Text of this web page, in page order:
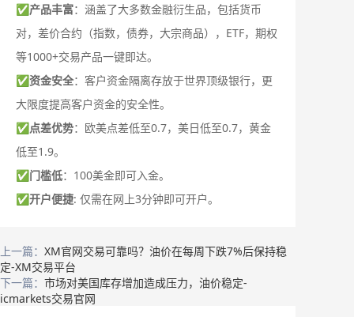
✅产品丰富：涵盖了大多数金融衍生品，包括货币
对，差价合约（指数，债券，大宗商品），ETF，期权
等1000+交易产品一键即达。
✅资金安全：客户资金隔离存放于世界顶级银行，更
大限度提高客户资金的安全性。
✅点差优势：欧美点差低至0.7，美日低至0.7，黄金
低至1.9。
✅门槛低：100美金即可入金。
✅开户便捷: 仅需在网上3分钟即可开户。
上一篇： XM官网交易可靠吗？油价在每周下跌7%后保持稳
定-XM交易平台
下一篇： 市场对美国库存增加造成压力，油价稳定-
icmarkets交易官网